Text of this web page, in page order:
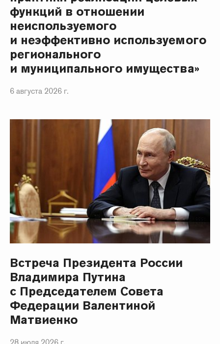
функций в отношении
неиспользуемого
и неэффективно используемого
регионального
и муниципального имущества»
6 августа 2026 г.
Встреча Президента России
Владимира Путина
с Председателем Совета
Федерации Валентиной
Матвиенко